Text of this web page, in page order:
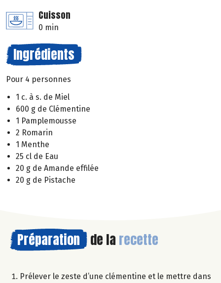
Cuisson
0 min
Ingrédients
Pour 4 personnes
1 c. à s. de Miel
600 g de Clémentine
1 Pamplemousse
2 Romarin
1 Menthe
25 cl de Eau
20 g de Amande effilée
20 g de Pistache
Préparation de la recette
Prélever le zeste d’une clémentine et le mettre dans